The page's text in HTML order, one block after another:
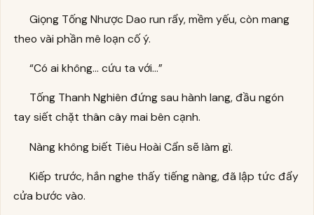
Giọng Tống Nhược Dao run rẩy, mềm yếu, còn mang
theo vài phần mê loạn cố ý.
“Có ai không… cứu ta với…”
Tống Thanh Nghiên đứng sau hành lang, đầu ngón
tay siết chặt thân cây mai bên cạnh.
Nàng không biết Tiêu Hoài Cẩn sẽ làm gì.
Kiếp trước, hắn nghe thấy tiếng nàng, đã lập tức đẩy
cửa bước vào.